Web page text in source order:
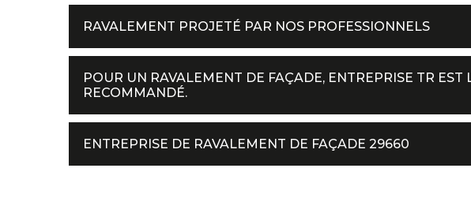
RAVALEMENT PROJETÉ PAR NOS PROFESSIONNELS
POUR UN RAVALEMENT DE FAÇADE, ENTREPRISE TR EST
RECOMMANDÉ.
ENTREPRISE DE RAVALEMENT DE FAÇADE 29660